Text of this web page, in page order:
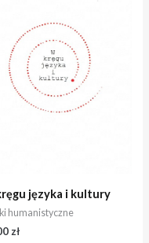
języka i kultury
humanistyczne
zł